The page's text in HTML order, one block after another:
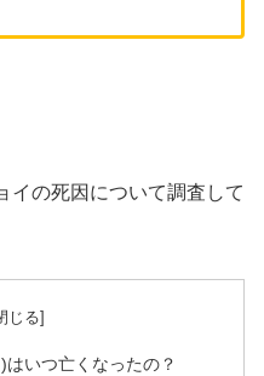
イの死因について調査して
いつ亡くなったの？